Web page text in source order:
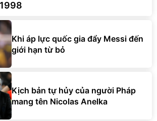
Khi áp lực quốc gia đẩy Messi đến
giới hạn từ bỏ
Kịch bản tự hủy của người Pháp
mang tên Nicolas Anelka